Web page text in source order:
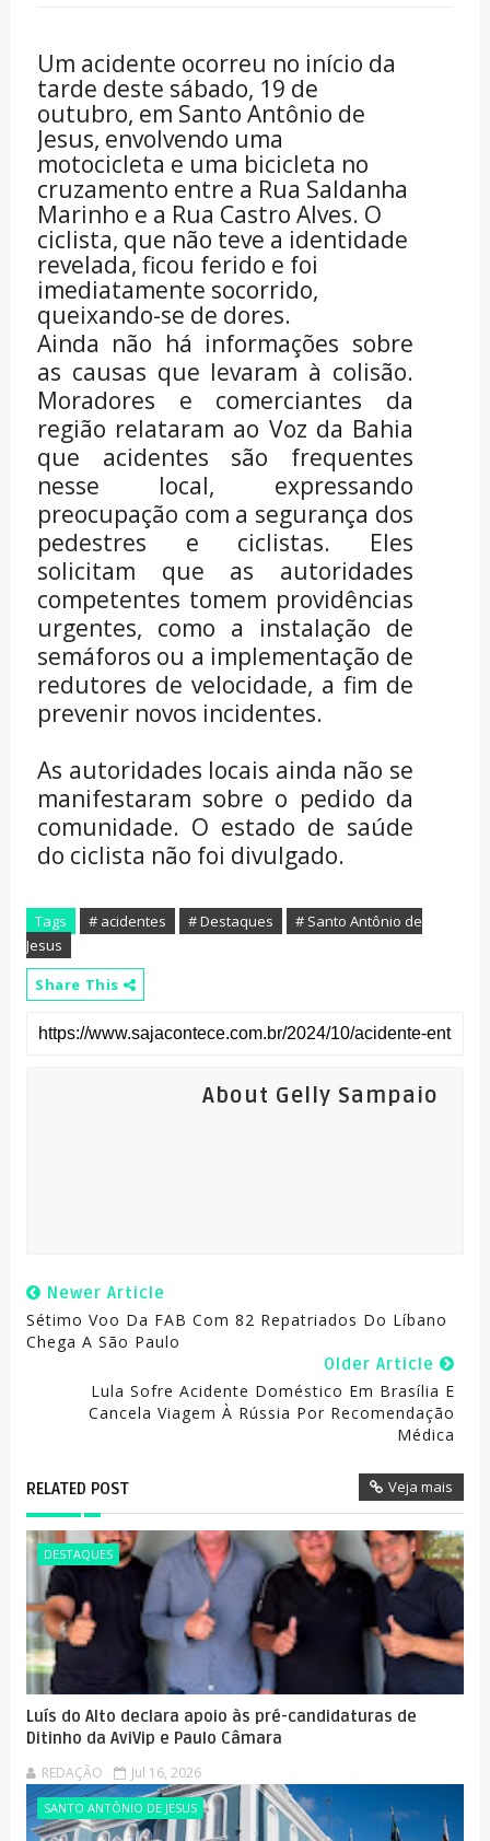
Um acidente ocorreu no início da
tarde deste sábado, 19 de
outubro, em Santo Antônio de
Jesus, envolvendo uma
motocicleta e uma bicicleta no
cruzamento entre a Rua Saldanha
Marinho e a Rua Castro Alves. O
ciclista, que não teve a identidade
revelada, ficou ferido e foi
imediatamente socorrido,
queixando-se de dores.
Ainda não há informações sobre
as causas que levaram à colisão.
Moradores e comerciantes da
região relataram ao Voz da Bahia
que acidentes são frequentes
nesse local, expressando
preocupação com a segurança dos
pedestres e ciclistas. Eles
solicitam que as autoridades
competentes tomem providências
urgentes, como a instalação de
semáforos ou a implementação de
redutores de velocidade, a fim de
prevenir novos incidentes.
As autoridades locais ainda não se
manifestaram sobre o pedido da
comunidade. O estado de saúde
do ciclista não foi divulgado.
Tags # acidentes # Destaques
# Santo Antônio de
Jesus
Share This
About Gelly Sampaio
Newer Article
Sétimo Voo Da FAB Com 82 Repatriados Do Líbano
Chega A São Paulo
Older Article
Lula Sofre Acidente Doméstico Em Brasília E
Cancela Viagem À Rússia Por Recomendação
Médica
RELATED POST Veja mais
DESTAQUES
Luís do Alto declara apoio às pré-candidaturas de
Ditinho da AviVip e Paulo Câmara
REDAÇÃO Jul 16, 2026
SANTO ANTÔNIO DE JESUS